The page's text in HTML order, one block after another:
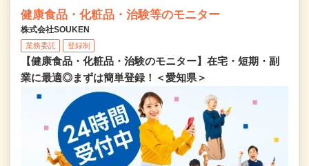
健康食品・化粧品・治験等のモニター
株式会社SOUKEN
業務委託 登録制
【健康食品・化粧品・治験のモニター】在宅・短期・副
業に最適◎まずは簡単登録！＜愛知県＞